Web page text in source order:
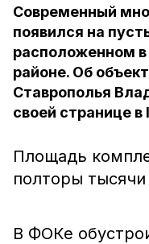
Современный
появился на
расположенном
районе. Об
Ставрополья
своей странице
Площадь
полторы
В ФОКе